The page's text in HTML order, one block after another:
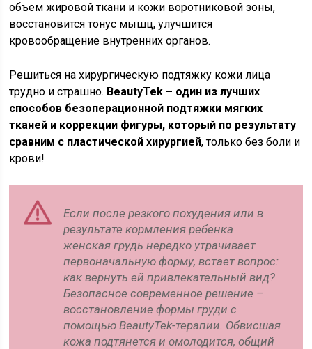
объем жировой ткани и кожи воротниковой зоны,
восстановится тонус мышц, улучшится
кровообращение внутренних органов.
Решиться на хирургическую подтяжку кожи лица
трудно и страшно. BeautyTek – один из лучших
способов безоперационной подтяжки мягких
тканей и коррекции фигуры, который по результату
сравним с пластической хирургией, только без боли и
крови!
Если после резкого похудения или в
результате кормления ребенка
женская грудь нередко утрачивает
первоначальную форму, встает вопрос:
как вернуть ей привлекательный вид?
Безопасное современное решение –
восстановление формы груди с
помощью BeautyTek-терапии. Обвисшая
кожа подтянется и омолодится, общий